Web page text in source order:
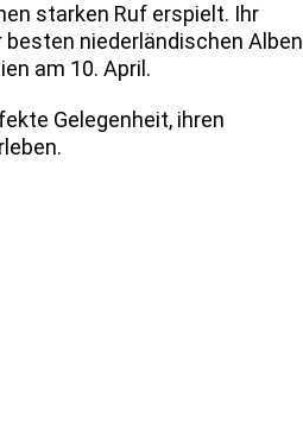
starken Ruf erspielt. Ihr
niederländischen Alben
am 10. April.
Gelegenheit, ihren